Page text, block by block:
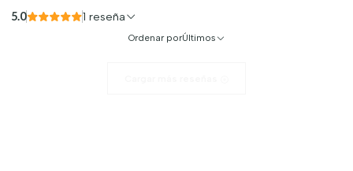
5.0 1 reseña
Ordenar porÚltimos